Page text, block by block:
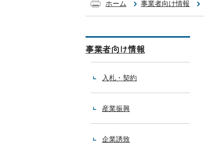
ホーム 事業者向け情報
事業者向け情報
入札・契約
産業振興
企業誘致